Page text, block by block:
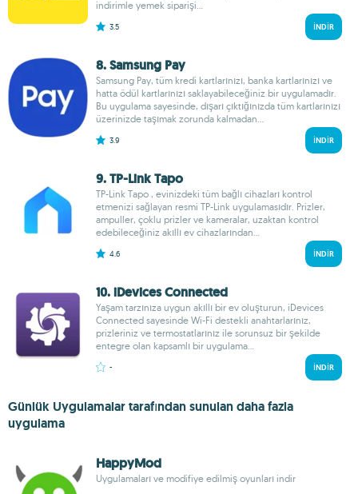
indirimle yemek siparişi...
3.5 İNDIR
8. Samsung Pay
Samsung Pay, tüm kredi kartlarınızı, banka kartlarınızı ve
hatta ödül kartlarınızı saklayabileceğiniz bir uygulamadır.
Bu uygulama sayesinde, dışarı çıktığınızda tüm kartlarınızı
üzerinizde taşımak zorunda kalmadan...
3.9 İNDIR
9. TP-Link Tapo
TP-Link Tapo , evinizdeki tüm bağlı cihazları kontrol
etmenizi sağlayan resmi TP-Link uygulamasıdır. Prizler,
ampuller, çoklu prizler ve kameralar, uzaktan kontrol
edebileceğiniz akıllı ev cihazlarından...
4.6 İNDIR
10. iDevices Connected
Yaşam tarzınıza uygun akıllı bir ev oluşturun, iDevices
Connected sayesinde Wi-Fi destekli anahtarlarınız,
prizleriniz ve termostatlarınız ile sorunsuz bir şekilde
entegre olan kapsamlı bir uygulama...
- İNDIR
Günlük Uygulamalar tarafından sunulan daha fazla
uygulama
HappyMod
Uygulamaları ve modifiye edilmiş oyunları indir